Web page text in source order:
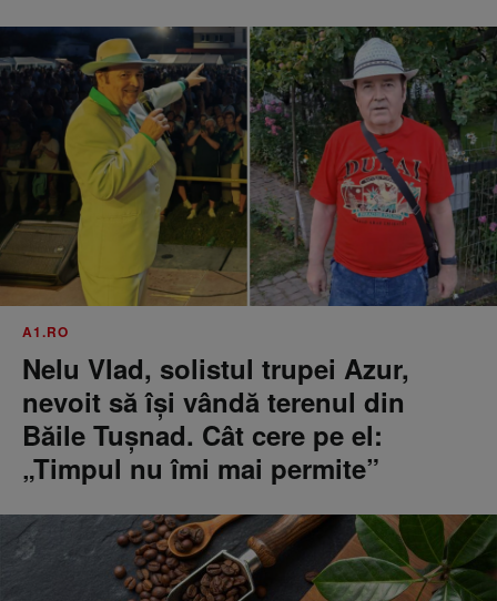
A1.RO
Nelu Vlad, solistul trupei Azur,
nevoit să își vândă terenul din
Băile Tușnad. Cât cere pe el:
„Timpul nu îmi mai permite”